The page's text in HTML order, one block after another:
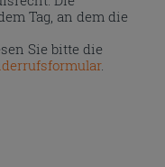
Tag, an dem die
Sie bitte die
.